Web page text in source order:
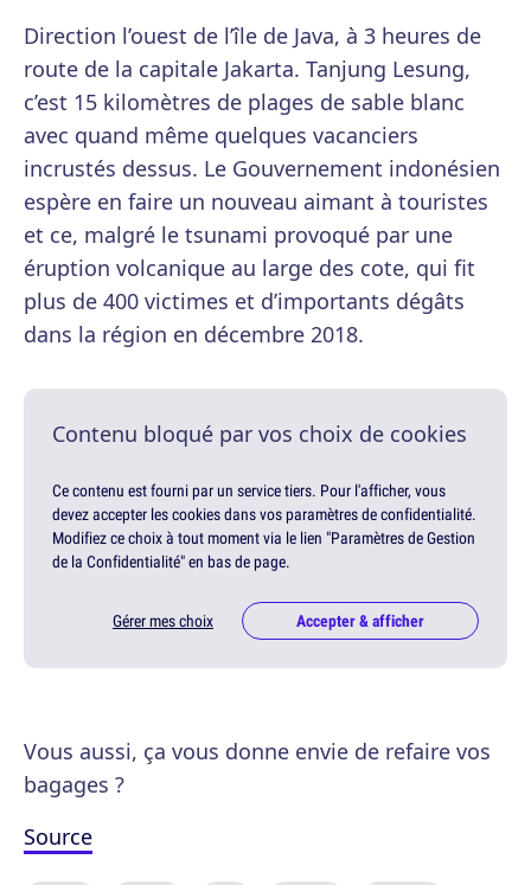
Direction l’ouest de l’île de Java, à 3 heures de
route de la capitale Jakarta. Tanjung Lesung,
c’est 15 kilomètres de plages de sable blanc
avec quand même quelques vacanciers
incrustés dessus. Le Gouvernement indonésien
espère en faire un nouveau aimant à touristes
et ce, malgré le tsunami provoqué par une
éruption volcanique au large des cote, qui fit
plus de 400 victimes et d’importants dégâts
dans la région en décembre 2018.
Contenu bloqué par vos choix de cookies
Ce contenu est fourni par un service tiers. Pour l'afficher, vous
devez accepter les cookies dans vos paramètres de confidentialité.
Modifiez ce choix à tout moment via le lien "Paramètres de Gestion
de la Confidentialité" en bas de page.
Gérer mes choix Accepter & afficher
Vous aussi, ça vous donne envie de refaire vos
bagages ?
Source